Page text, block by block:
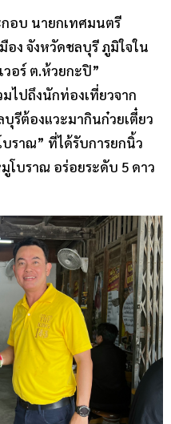
อบ นายกเทศมนตรี
อง จังหวัดชลบุรี ภูมิใจใน
อร์ ต.ห้วยกะปิ”
ไปถึงนักท่องเที่ยวจาก
รีต้องแวะมากินก๋วยเตี๋ยว
บราณ” ที่ได้รับการยกนิ้ว
โบราณ อร่อยระดับ 5 ดาว